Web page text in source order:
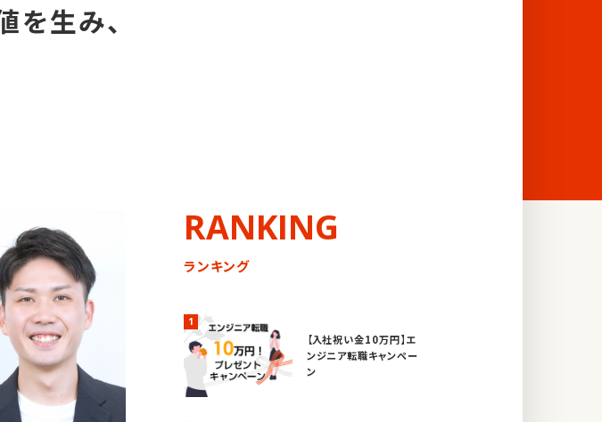
を生み、
RANKING
ランキング
1
【入社祝い金10万円】エ
ンジニア転職キャンペー
ン
ジ
る